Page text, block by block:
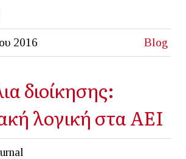
2016 Blog
διοίκησης:
λογική στα ΑΕΙ